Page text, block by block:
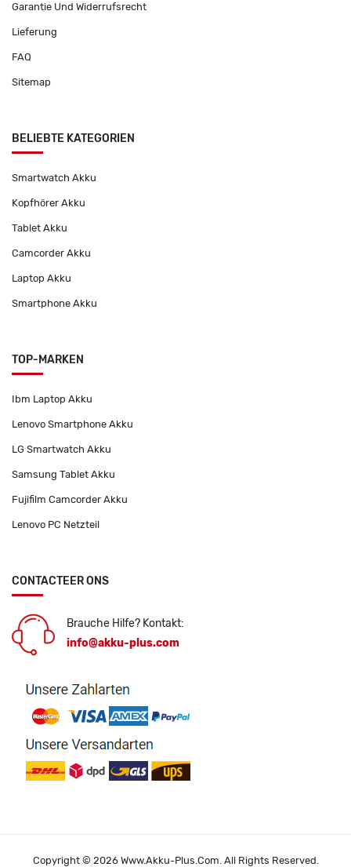
Garantie Und Widerrufsrecht
Lieferung
FAQ
Sitemap
BELIEBTE KATEGORIEN
Smartwatch Akku
Kopfhörer Akku
Tablet Akku
Camcorder Akku
Laptop Akku
Smartphone Akku
TOP-MARKEN
Ibm Laptop Akku
Lenovo Smartphone Akku
LG Smartwatch Akku
Samsung Tablet Akku
Fujifilm Camcorder Akku
Lenovo PC Netzteil
CONTACTEER ONS
Brauche Hilfe? Kontakt:
info@akku-plus.com
Copyright © 2026 Www.akku-Plus.com. All Rights Reserved.